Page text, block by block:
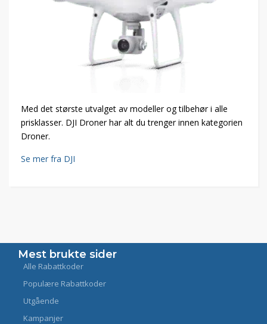
Med det største utvalget av modeller og tilbehør i alle
prisklasser. DJI Droner har alt du trenger innen kategorien
Droner.
Se mer fra DJI
Mest brukte sider
Alle Rabattkoder
Populære Rabattkoder
Utgående
Kampanjer